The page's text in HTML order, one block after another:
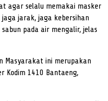
agar selalu memakai masker
jarak, jaga kebersihan
pada air mengalir, jelas
Masyarakat ini merupakan
Kodim 1410 Bantaeng,